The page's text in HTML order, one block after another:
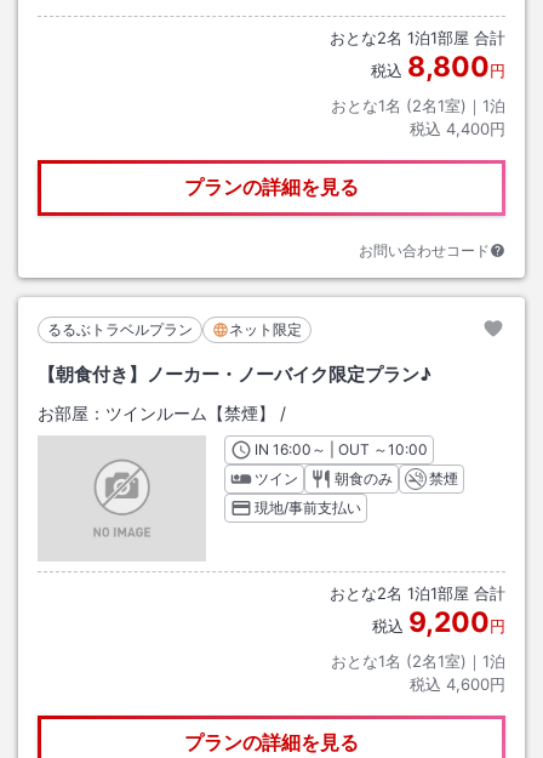
おとな2名 1泊1部屋 合計
税込 8,800円
おとな1名 (2名1室)｜ 1泊
税込 4,400円
プランの詳細を見る
お問い合わせコード
るるぶトラベルプラン ネット限定
【朝食付き】ノーカー・ノーバイク限定プラン♪
お部屋： ツインルーム【禁煙】 /
INチェックイン
16:00 ～ | OUT チェックアウト
～10:00
ツイン
朝食のみ
禁煙
現地/事前支払い
おとな2名 1泊1部屋 合計
税込 9,200円
おとな1名 (2名1室)｜ 1泊
税込 4,600円
プランの詳細を見る